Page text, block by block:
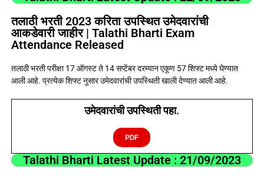
तलाठी भरती 2023 करिता उपस्थित उमेदवारांची
आकडेवारी जाहीर | Talathi Bharti Exam
Attendance Released
तलाठी भरती परीक्षा 17 ऑगस्ट ते 14 सप्टेंबर दरम्यान एकूण 57 शिफ्ट मध्ये घेण्यात
आली आहे. प्रत्येक शिफ्ट नुसार उमेदवारांची उपस्थिती खाली देण्यात आली आहे.
उमेदवारांची उपस्थिती पहा.
PDF
Talathi Bharti Latest Update : 21/09/2023